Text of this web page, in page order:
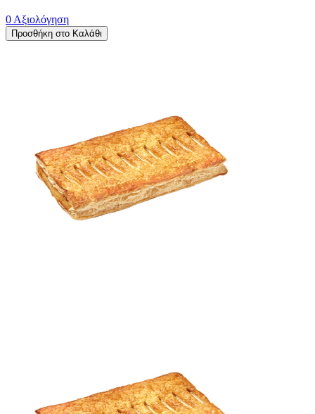
0 Αξιολόγηση
Προσθήκη στο Καλάθι